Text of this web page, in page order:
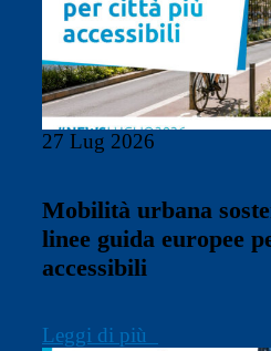
27 Lug 2026
Mobilità urbana
linee guida europee
accessibili
Leggi di più